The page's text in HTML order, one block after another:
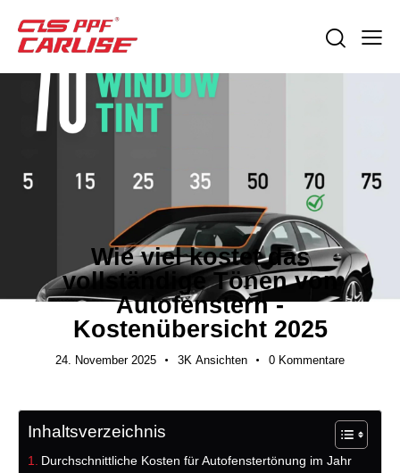
EXPORTLEITFÄDEN
Wie viel kostet das
vollständige Tönen von
Autofenstern -
Kostenübersicht 2025
24. November 2025 3K Ansichten 0 Kommentare
Inhaltsverzeichnis
Durchschnittliche Kosten für Autofenstertönung im Jahr